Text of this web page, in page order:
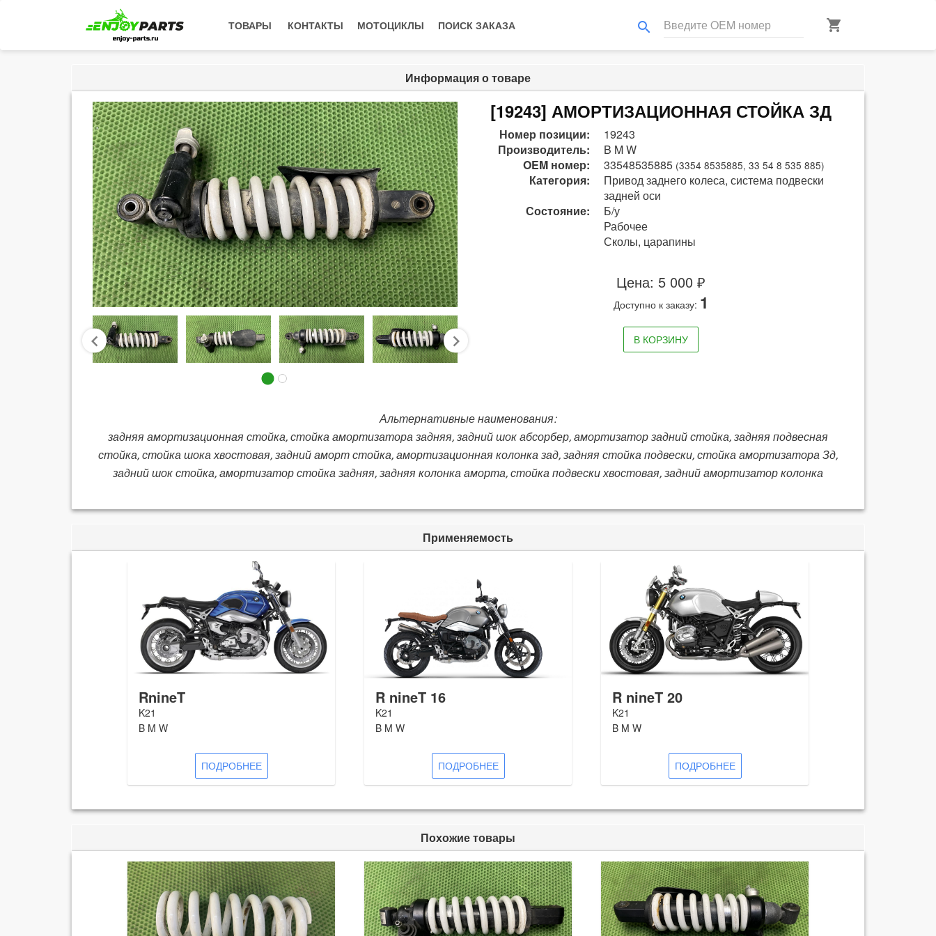
ТОВАРЫ КОНТАКТЫ МОТОЦИКЛЫ ПОИСК ЗАКАЗА search shopping_cart
Информация о товаре
prev next
[19243] АМОРТИЗАЦИОННАЯ СТОЙКА ЗД
Номер позиции:
19243
Производитель:
B M W
OEM номер:
33548535885 (3354 8535885, 33 54 8 535 885)
Категория:
Привод заднего колеса, система подвески
задней оси
Состояние:
Б/у
Рабочее
Сколы, царапины
Цена: 5 000 ₽
Доступно к заказу: 1
В КОРЗИНУ
Альтернативные наименования:
задняя амортизационная стойка, стойка амортизатора задняя, задний шок абсорбер, амортизатор задний стойка, задняя подвесная
стойка, стойка шока хвостовая, задний аморт стойка, амортизационная колонка зад, задняя стойка подвески, стойка амортизатора Зд,
задний шок стойка, амортизатор стойка задняя, задняя колонка аморта, стойка подвески хвостовая, задний амортизатор колонка
Применяемость
RnineT
K21
B M W
ПОДРОБНЕЕ
R nineT 16
K21
B M W
ПОДРОБНЕЕ
R nineT 20
K21
B M W
ПОДРОБНЕЕ
Похожие товары